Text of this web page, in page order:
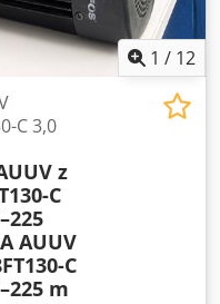
1 / 12
C 3,0
z
C
AUUV
C
m